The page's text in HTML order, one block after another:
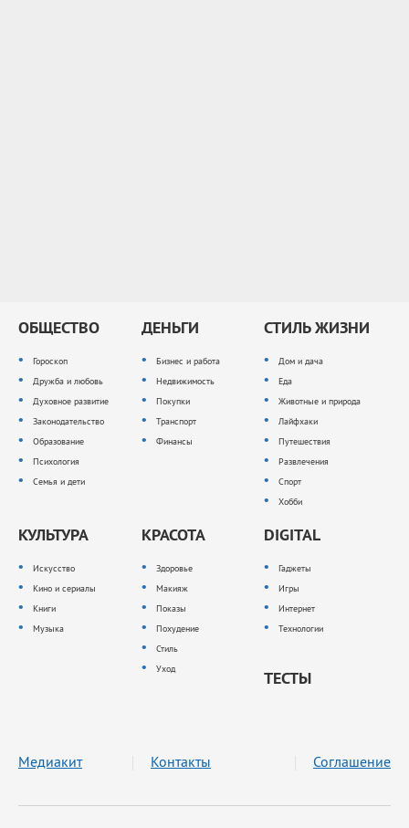
ОБЩЕСТВО
Гороскоп
Дружба и любовь
Духовное развитие
Законодательство
Образование
Психология
Семья и дети
ДЕНЬГИ
Бизнес и работа
Недвижимость
Покупки
Транспорт
Финансы
СТИЛЬ ЖИЗНИ
Дом и дача
Еда
Животные и природа
Лайфхаки
Путешествия
Развлечения
Спорт
Хобби
КУЛЬТУРА
Искусство
Кино и сериалы
Книги
Музыка
КРАСОТА
Здоровье
Макияж
Показы
Похудение
Стиль
Уход
DIGITAL
Гаджеты
Игры
Интернет
Технологии
ТЕСТЫ
Медиакит Контакты Соглашение